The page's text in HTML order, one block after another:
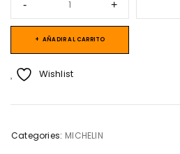
AÑADIR AL CARRITO
Wishlist
Categories: MICHELIN